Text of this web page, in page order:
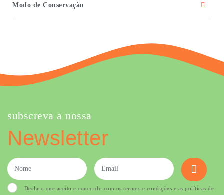
Modo de Conservação
subscreva a nossa
Newsletter
Declaro que aceito e concordo com os termos e condições e as políticas de